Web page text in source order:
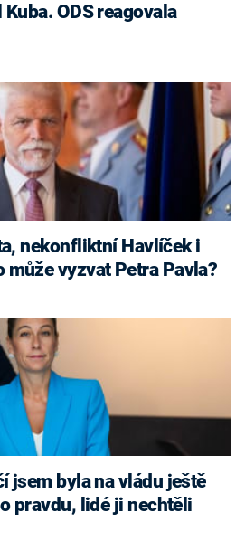
ODS reagovala
může vyzvat Petra Pavla?
jsem byla na vládu ještě
pravdu, lidé ji nechtěli